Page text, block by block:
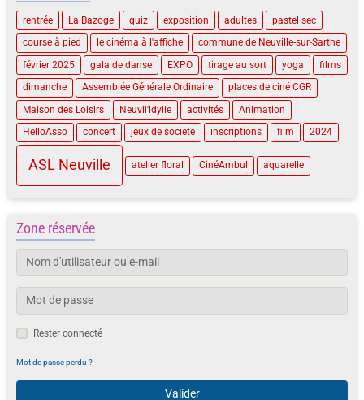
rentrée La Bazoge quiz exposition adultes
pastel sec
course à pied
le cinéma à l'affiche
commune de Neuville-sur-Sarthe
février 2025
gala de danse EXPO tirage au sort yoga
films
dimanche
Assemblée Générale Ordinaire
places de ciné CGR
Maison des Loisirs
Neuvil'idylle activités
Animation
HelloAsso
concert jeux de societe inscriptions film 2024
ASL Neuville atelier floral CinéAmbul aquarelle
Zone réservée
Rester connecté
Mot de passe perdu ?
Valider